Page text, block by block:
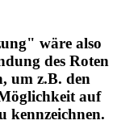
wäre also
des Roten
um z.B. den
auf
kennzeichnen.